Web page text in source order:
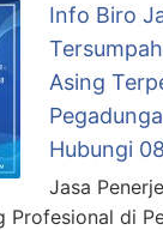
Info Biro
Asing
Hubungi
Jasa
Profesional di